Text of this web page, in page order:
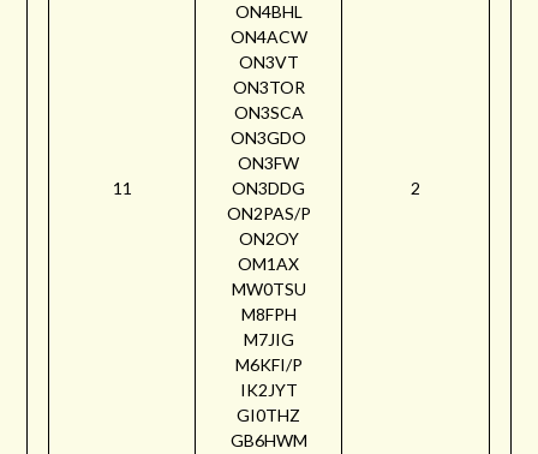
11
ON4BHL
ON4ACW
ON3VT
ON3TOR
ON3SCA
ON3GDO
ON3FW
ON3DDG
ON2PAS/P
ON2OY
OM1AX
MW0TSU
M8FPH
M7JIG
M6KFI/P
IK2JYT
GI0THZ
GB6HWM
2